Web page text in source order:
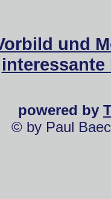
und
powered by
© by Paul